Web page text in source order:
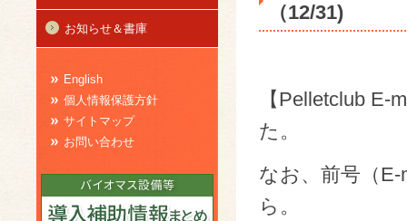
（12/31)
【Pelletclub
た。
なお、前号（
ら。
お知らせ＆書庫
English
個人情報保護方針
サイトマップ
お問い合わせ